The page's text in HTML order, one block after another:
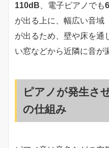
110dB 、電子ピアノでも
が出る上に、幅広い音域
が出るため、壁や床を通
い窓などから近隣に音が
ピアノが発生さ
の仕組み